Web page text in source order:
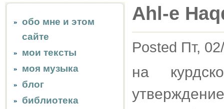
обо мне и этом
сайте
мои тексты
моя музыка
блог
библиотека
Ahl-e
Posted Пт,
на